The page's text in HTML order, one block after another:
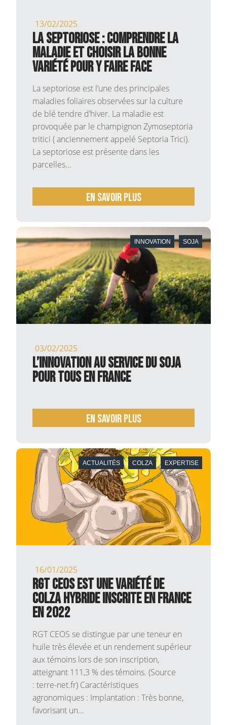
13/02/2025
La Septoriose : comprendre la
maladie et choisir la bonne
variété pour y faire face
La septoriose est l’une des principales
maladies foliaires observées sur la culture
de blé tendre d’hiver. La maladie est
provoquée par le champignon Zymoseptoria
tritici ( anciennement appelé Septoria Trici).
La septoriose est présente dans les
parcelles...
En savoir plus
INNOVATION SOJA
03/02/2025
L’innovation au service du soja
pour tous en France
En savoir plus
ACTUALITÉS COLZA EXPERTISE
16/01/2025
RGT CEOS est une variété de
colza hybride inscrite en France
en 2022
RGT CEOS se distingue par une teneur en
huile très élevée et un rendement supérieur
aux témoins lors de son inscription,
atteignant 111,3 % des témoins. (Source
: terre-net.fr) Caractéristiques
agronomiques : Implantation : Très bonne,
favorisant un...